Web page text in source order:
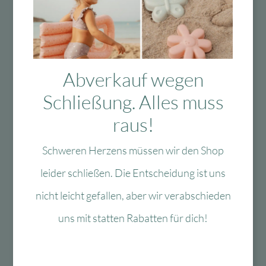
Das Passt dazu
Das könnte Dir auch
gefallen
Abverkauf wegen
Schließung. Alles muss
raus!
Schweren Herzens müssen wir den Shop
leider schließen. Die Entscheidung ist uns
nicht leicht gefallen, aber wir verabschieden
uns mit statten Rabatten für dich!